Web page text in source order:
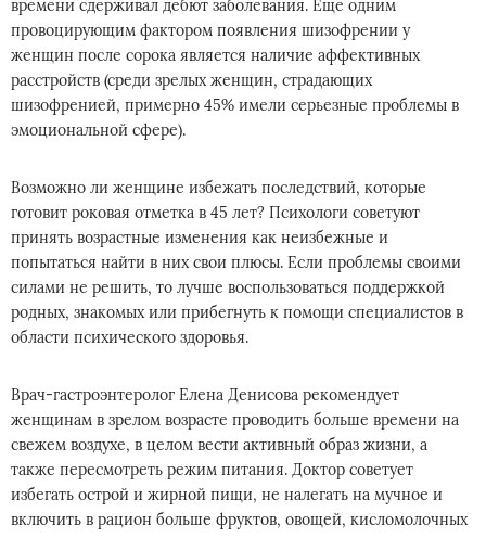
времени сдерживал дебют заболевания. Еще одним
провоцирующим фактором появления шизофрении у
женщин после сорока является наличие аффективных
расстройств (среди зрелых женщин, страдающих
шизофренией, примерно 45% имели серьезные проблемы в
эмоциональной сфере).
Возможно ли женщине избежать последствий, которые
готовит роковая отметка в 45 лет? Психологи советуют
принять возрастные изменения как неизбежные и
попытаться найти в них свои плюсы. Если проблемы своими
силами не решить, то лучше воспользоваться поддержкой
родных, знакомых или прибегнуть к помощи специалистов в
области психического здоровья.
Врач-гастроэнтеролог Елена Денисова рекомендует
женщинам в зрелом возрасте проводить больше времени на
свежем воздухе, в целом вести активный образ жизни, а
также пересмотреть режим питания. Доктор советует
избегать острой и жирной пищи, не налегать на мучное и
включить в рацион больше фруктов, овощей, кисломолочных